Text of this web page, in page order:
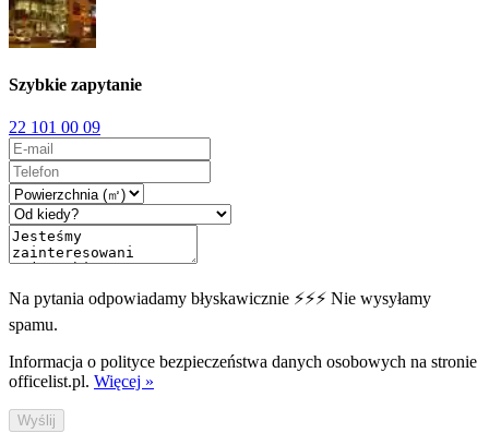
Szybkie zapytanie
22 101 00 09
Na pytania odpowiadamy błyskawicznie ⚡⚡⚡ Nie wysyłamy
spamu.
Informacja o polityce bezpieczeństwa danych osobowych na stronie
officelist.pl. Więcej »
Wyślij